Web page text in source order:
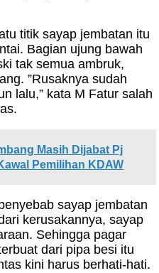
titik sayap jembatan itu
Bagian ujung bawah
tak semua ambruk,
”Rusaknya sudah
lalu,” kata M Fatur salah
Masih Dijabat Pj
Pemilihan KDAW
sayap jembatan
kerusakannya, sayap
Sehingga pagar
dari pipa besi itu
kini harus berhati-hati.